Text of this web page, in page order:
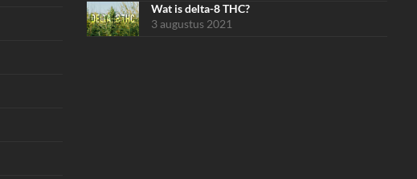
Wat is delta-8 THC?
3 augustus 2021